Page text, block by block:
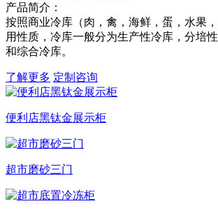
产品简介：
按照商业冷库（肉，禽，海鲜，蛋，水果
用性质，冷库一般分为生产性冷库，分培
和综合冷库。
了解更多 定制咨询
便利店黑钛金展示柜
超市磨砂三门